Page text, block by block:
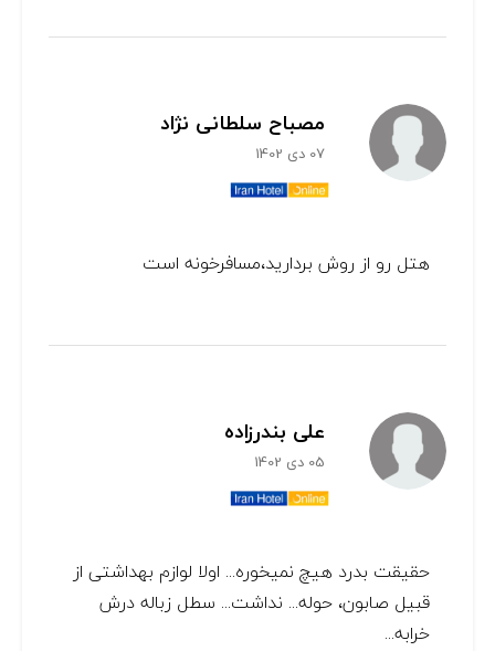
مصباح سلطانی نژاد
07 دی 1402
هتل رو از روش بردارید،مسافرخونه است
علی بندرزاده
05 دی 1402
حقیقت بدرد هیچ نمیخوره... اولا لوازم بهداشتی از
قبیل صابون، حوله... نداشت... سطل زباله درش
خرابه...